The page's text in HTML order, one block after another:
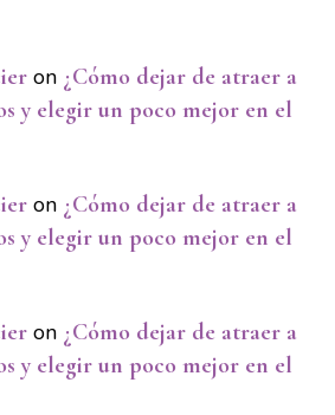
on ¿Cómo dejar de atraer a
y elegir un poco mejor en el
on ¿Cómo dejar de atraer a
y elegir un poco mejor en el
on ¿Cómo dejar de atraer a
y elegir un poco mejor en el